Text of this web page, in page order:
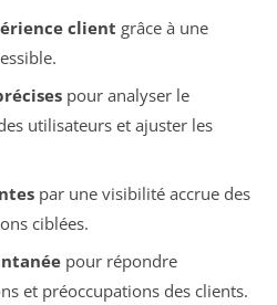
client grâce à une
pour analyser le
utilisateurs et ajuster les
par une visibilité accrue des
ciblées.
pour répondre
et préoccupations des clients.